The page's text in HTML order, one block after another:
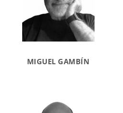
MIGUEL GAMBÍN